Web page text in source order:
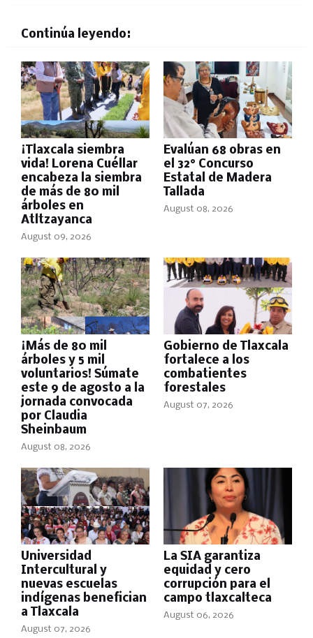
Continúa leyendo:
​¡Tlaxcala siembra
vida! Lorena Cuéllar
encabeza la siembra
de más de 80 mil
árboles en
Atltzayanca
August 09, 2026
Evalúan 68 obras en
el 32° Concurso
Estatal de Madera
Tallada
August 08, 2026
¡Más de 80 mil
árboles y 5 mil
voluntarios! Súmate
este 9 de agosto a la
jornada convocada
por Claudia
Sheinbaum
August 08, 2026
Gobierno de Tlaxcala
fortalece a los
combatientes
forestales
August 07, 2026
Universidad
Intercultural y
nuevas escuelas
indígenas benefician
a Tlaxcala
August 07, 2026
La SIA garantiza
equidad y cero
corrupción para el
campo tlaxcalteca
August 06, 2026